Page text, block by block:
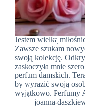
Jestem wielką
Zawsze szukam
swoją kolekcję.
zaskoczyła mnie
perfum damskich.
by wyrazić swoją
wyjątkowo. Perfumy
joanna-